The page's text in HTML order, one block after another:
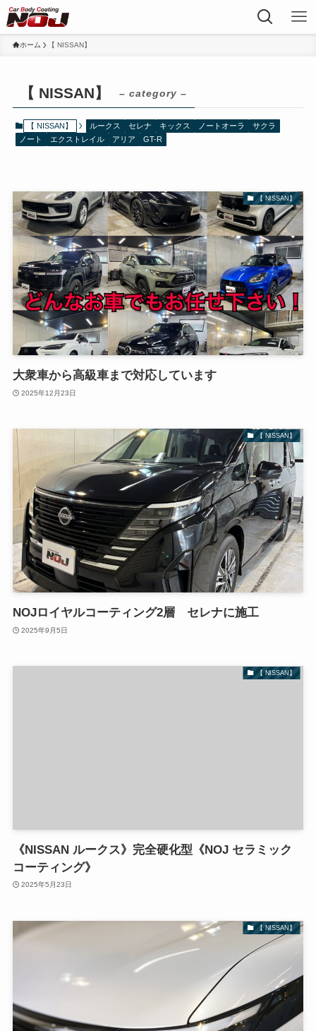
ホーム 【 NISSAN】
【 NISSAN】 – category –
【 NISSAN】 ルークス セレナ キックス ノートオーラ
サクラ
ノート
エクストレイル アリア GT-R
【 NISSAN】
大衆車から高級車まで対応しています
2025年12月23日
【 NISSAN】
NOJロイヤルコーティング2層 セレナに施工
2025年9月5日
【 NISSAN】
《NISSAN ルークス》完全硬化型《NOJ セラミック
コーティング》
2025年5月23日
【 NISSAN】